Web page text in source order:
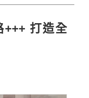
+++ 打造全